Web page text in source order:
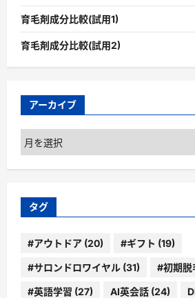
育毛剤成分比較(試用1)
育毛剤成分比較(試用2)
アーカイブ
ア
ー
カ
ブ
タグ
#アウトドア (20) #ギフト (19)
#サロンドロワイヤル (31) #初期脱
#英語学習 (27) AI英会話 (24)